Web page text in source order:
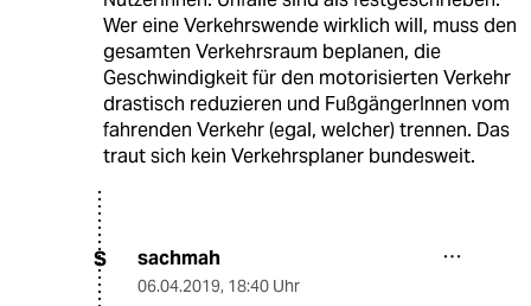
Wer eine Verkehrswende wirklich will, muss den
gesamten Verkehrsraum beplanen, die
Geschwindigkeit für den motorisierten Verkehr
drastisch reduzieren und FußgängerInnen vom
fahrenden Verkehr (egal, welcher) trennen. Das
traut sich kein Verkehrsplaner bundesweit.
S sachmah
06.04.2019, 18:40 Uhr